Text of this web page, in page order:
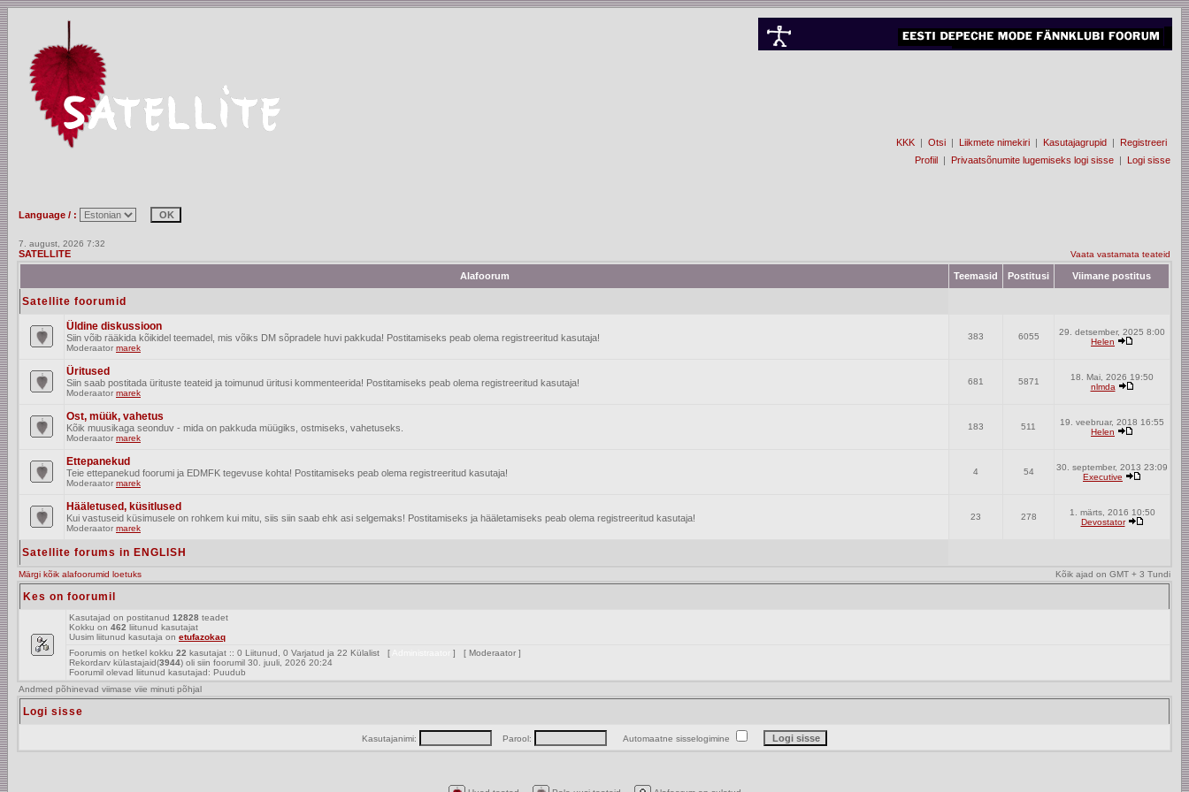
KKK | Otsi | Liikmete nimekiri | Kasutajagrupid | Registreeri
Profiil | Privaatsõnumite lugemiseks logi sisse | Logi sisse
Language / :
7. august, 2026 7:32
SATELLITE Vaata vastamata teateid
Alafoorum Teemasid Postitusi Viimane postitus
Satellite foorumid
Üldine diskussioon
Siin võib rääkida kõikidel teemadel, mis võiks DM sõpradele huvi pakkuda! Postitamiseks peab olema registreeritud kasutaja!
Moderaator marek
383 6055
29. detsember, 2025 8:00
Helen
Üritused
Siin saab postitada ürituste teateid ja toimunud üritusi kommenteerida! Postitamiseks peab olema registreeritud kasutaja!
Moderaator marek
681 5871
18. Mai, 2026 19:50
nlmda
Ost, müük, vahetus
Kõik muusikaga seonduv - mida on pakkuda müügiks, ostmiseks, vahetuseks.
Moderaator marek
183 511
19. veebruar, 2018 16:55
Helen
Ettepanekud
Teie ettepanekud foorumi ja EDMFK tegevuse kohta! Postitamiseks peab olema registreeritud kasutaja!
Moderaator marek
4 54
30. september, 2013 23:09
Executive
Hääletused, küsitlused
Kui vastuseid küsimusele on rohkem kui mitu, siis siin saab ehk asi selgemaks! Postitamiseks ja hääletamiseks peab olema registreeritud kasutaja!
Moderaator marek
23 278
1. märts, 2016 10:50
Devostator
Satellite forums in ENGLISH
Märgi kõik alafoorumid loetuks Kõik ajad on GMT + 3 Tundi
Kes on foorumil
Kasutajad on postitanud 12828 teadet
Kokku on 462 liitunud kasutajat
Uusim liitunud kasutaja on etufazokaq
Foorumis on hetkel kokku 22 kasutajat :: 0 Liitunud, 0 Varjatud ja 22 Külalist [ ] [ Moderaator ]
Rekordarv külastajaid(3944) oli siin foorumil 30. juuli, 2026 20:24
Foorumil olevad liitunud kasutajad: Puudub
Andmed põhinevad viimase viie minuti põhjal
Logi sisse
Kasutajanimi: Parool: Automaatne sisselogimine